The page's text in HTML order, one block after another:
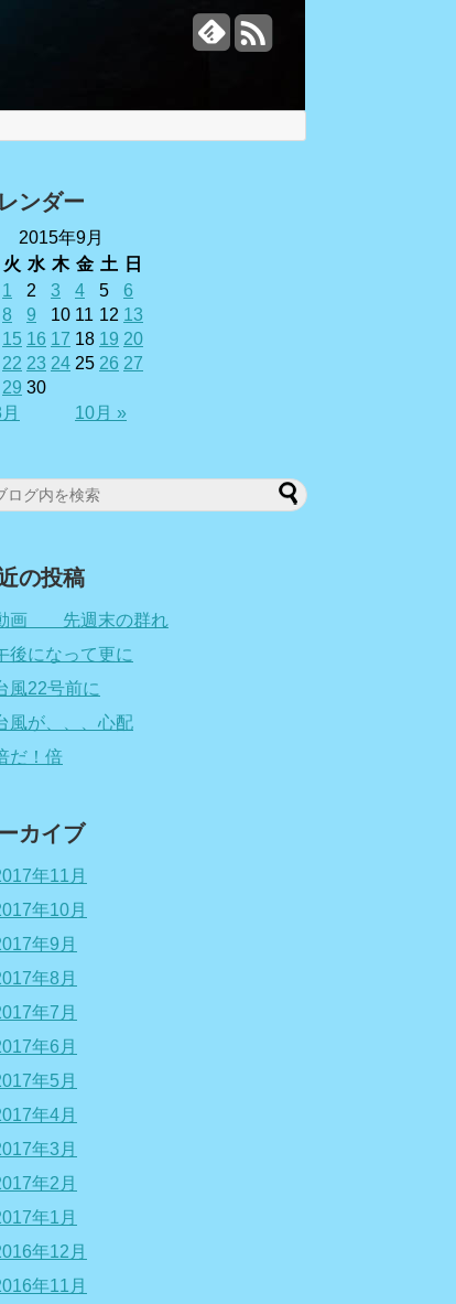
ンダー
2015年9月
火 水 木 金 土 日
10月 »
1 2 3 4 5
6
8 9 10 11 12 13
15 16 17 18 19 20
22 23 24 25 26 27
29 30
の投稿
画 先週末の群れ
後になって更に
風22号前に
風が、、、心配
だ！倍
カイブ
年11月
年10月
年9月
年8月
年7月
年6月
年5月
年4月
年3月
年2月
年1月
年12月
年11月